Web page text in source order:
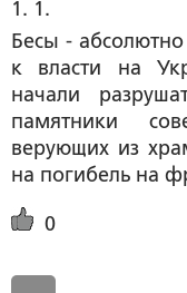
1. 1.
Бесы -
к власти на
начали
памятники
верующих из
на погибель на
0